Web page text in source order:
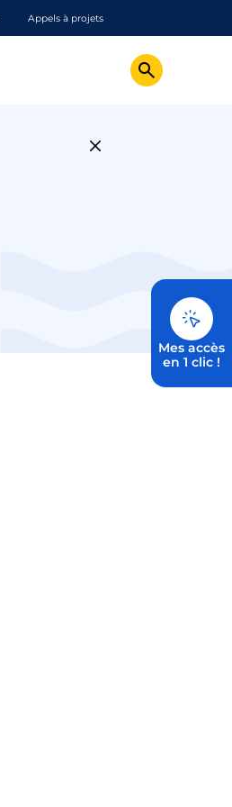
Appels à projets
Mes accès
en 1 clic !